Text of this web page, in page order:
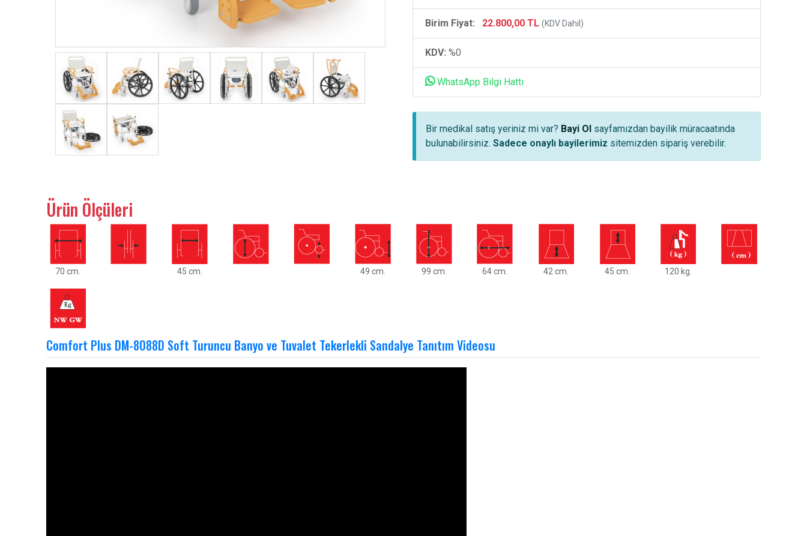
Birim Fiyat: 22.800,00 TL (KDV Dahil)
KDV: %0
WhatsApp Bilgi Hattı
Bir medikal satış yeriniz mi var? Bayi Ol sayfamızdan bayilik müracaatında
bulunabilirsiniz. Sadece onaylı bayilerimiz sitemizden sipariş verebilir.
Ürün Ölçüleri
70 cm. 45 cm. 49 cm. 99 cm. 64 cm. 42 cm. 45 cm. 120 kg.
Comfort Plus DM-8088D Soft Turuncu Banyo ve Tuvalet Tekerlekli Sandalye Tanıtım Videosu